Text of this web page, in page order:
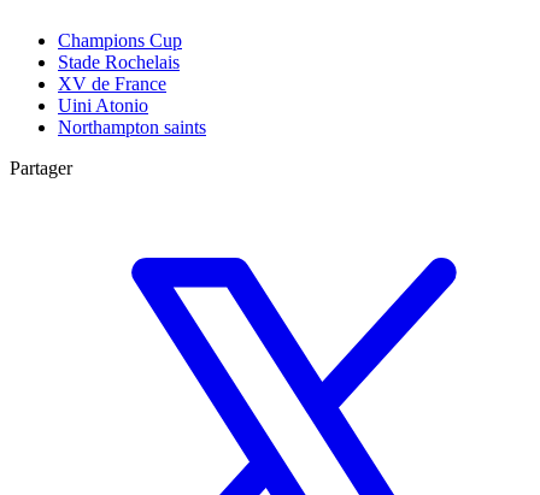
Champions Cup
Stade Rochelais
XV de France
Uini Atonio
Northampton saints
Partager